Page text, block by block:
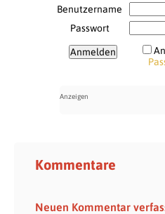
Benutzername
Passwort
Kommentare
Neuen Kommentar